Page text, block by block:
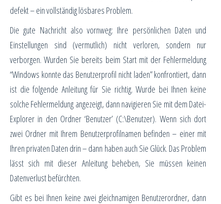
defekt – ein vollständig lösbares Problem.
Die gute Nachricht also vornweg: Ihre persönlichen Daten und
Einstellungen sind (vermutlich) nicht verloren, sondern nur
verborgen. Wurden Sie bereits beim Start mit der Fehlermeldung
“Windows konnte das Benutzerprofil nicht laden” konfrontiert, dann
ist die folgende Anleitung für Sie richtig. Wurde bei Ihnen keine
solche Fehlermeldung angezeigt, dann navigieren Sie mit dem Datei-
Explorer in den Ordner ‘Benutzer’ (C:\Benutzer). Wenn sich dort
zwei Ordner mit Ihrem Benutzerprofilnamen befinden – einer mit
Ihren privaten Daten drin – dann haben auch Sie Glück. Das Problem
lässt sich mit dieser Anleitung beheben, Sie müssen keinen
Datenverlust befürchten.
Gibt es bei Ihnen keine zwei gleichnamigen Benutzerordner, dann